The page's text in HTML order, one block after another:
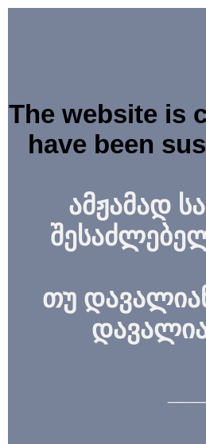
The website is
have been
ამჟამად
თუ